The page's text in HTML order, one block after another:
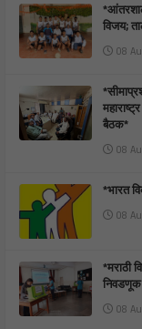
विजय;
08
बैठक*
08
*भारत
08
*मराठी
08